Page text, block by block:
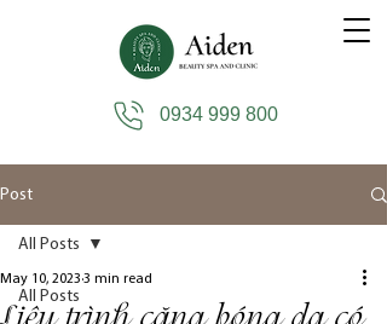
0934 999 800
Post
All Posts
All Posts
Liệu trình căng bóng da có
May 10, 2023 3 min read